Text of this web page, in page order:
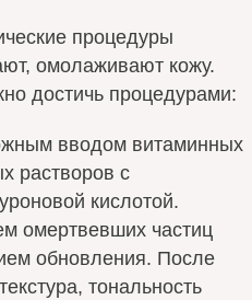
процедуры
омолаживают кожу.
достичь процедурами:
вводом витаминных
растворов с
кислотой.
омертвевших частиц
обновления. После
тональность